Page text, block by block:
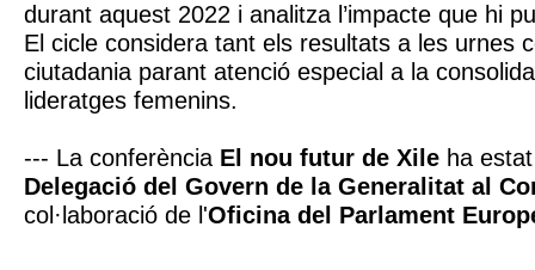
durant aquest 2022 i analitza l’impacte que hi
El cicle considera tant els resultats a les urnes
ciutadania parant atenció especial a la
lideratges femenins.
--- La conferència El nou futur de Xile ha
Delegació del Govern de la Generalitat al
col·laboració de l'Oficina del Parlament